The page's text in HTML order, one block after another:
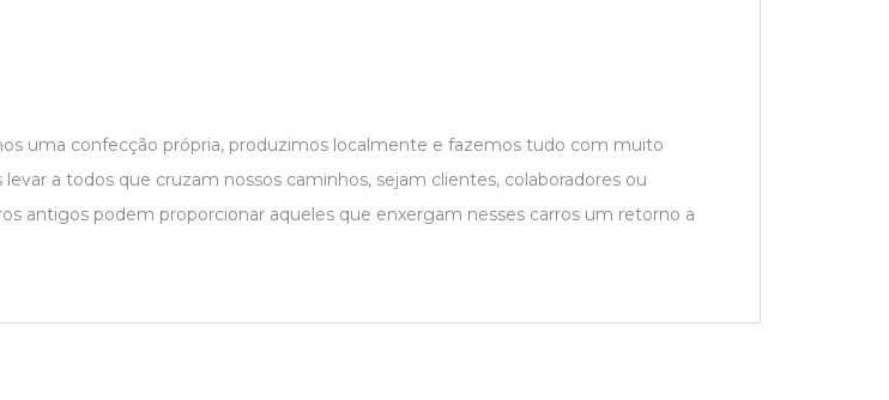
uma confecção própria, produzimos localmente e fazemos tudo com muito
a todos que cruzam nossos caminhos, sejam clientes, colaboradores ou
antigos podem proporcionar aqueles que enxergam nesses carros um retorno a